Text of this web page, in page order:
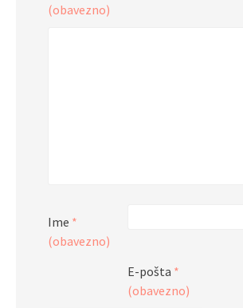
(obavezno)
Ime *
(obavezno)
E-pošta *
(obavezno)